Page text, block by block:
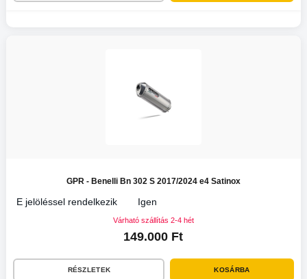
GPR - Benelli Bn 302 S 2017/2024 e4 Satinox
E jelöléssel rendelkezik Igen
Várható szállítás 2-4 hét
149.000 Ft
RÉSZLETEK KOSÁRBA